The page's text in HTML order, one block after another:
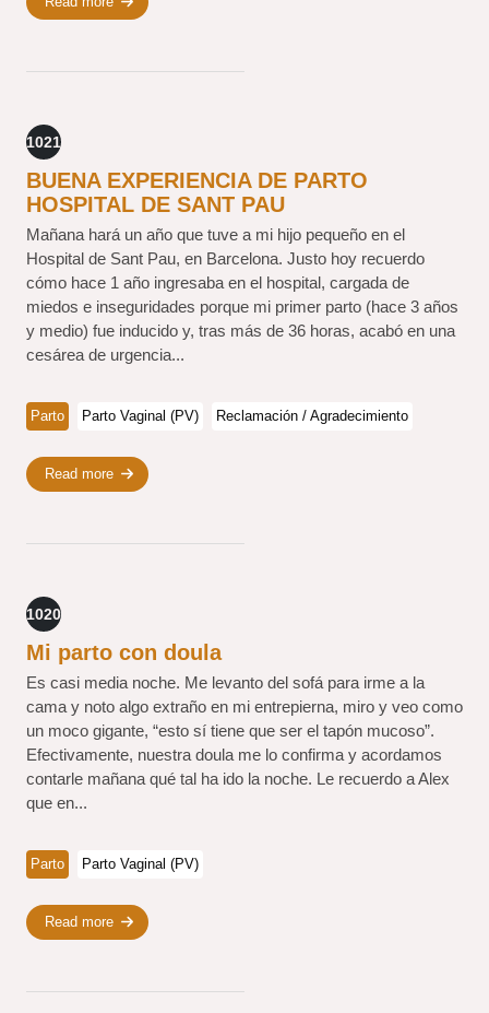
1021
BUENA EXPERIENCIA DE PARTO
HOSPITAL DE SANT PAU
Mañana hará un año que tuve a mi hijo pequeño en el
Hospital de Sant Pau, en Barcelona. Justo hoy recuerdo
cómo hace 1 año ingresaba en el hospital, cargada de
miedos e inseguridades porque mi primer parto (hace 3 años
y medio) fue inducido y, tras más de 36 horas, acabó en una
cesárea de urgencia...
Parto Parto Vaginal (PV) Reclamación / Agradecimiento
Read more
1020
Mi parto con doula
Es casi media noche. Me levanto del sofá para irme a la
cama y noto algo extraño en mi entrepierna, miro y veo como
un moco gigante, “esto sí tiene que ser el tapón mucoso”.
Efectivamente, nuestra doula me lo confirma y acordamos
contarle mañana qué tal ha ido la noche. Le recuerdo a Alex
que en...
Parto Parto Vaginal (PV)
Read more